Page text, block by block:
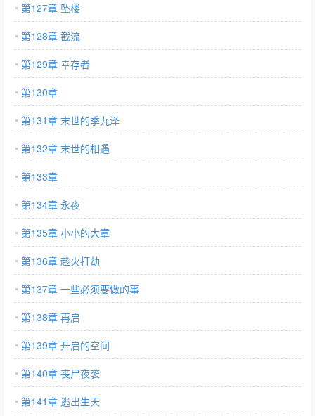
第127章 坠楼
第128章 截流
第129章 幸存者
第130章
第131章 末世的季九泽
第132章 末世的相遇
第133章
第134章 永夜
第135章 小小的大章
第136章 趁火打劫
第137章 一些必须要做的事
第138章 再启
第139章 开启的空间
第140章 丧尸夜袭
第141章 逃出生天